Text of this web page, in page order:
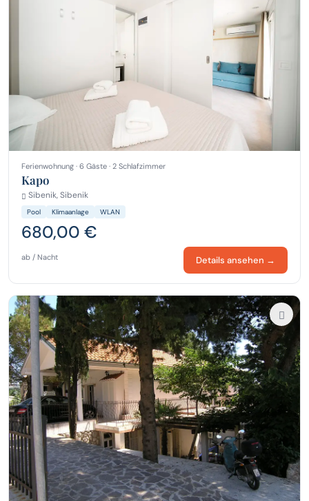
Ferienwohnung · 6 Gäste · 2 Schlafzimmer
Kapo
Sibenik, Sibenik
Pool Klimaanlage WLAN
680,00 €
ab / Nacht Details ansehen →